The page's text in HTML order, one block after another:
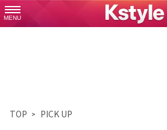
MENU
TOP PICK UP